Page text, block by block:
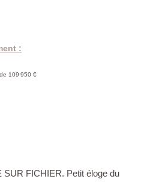
:
109 950 €
FICHIER. Petit éloge du